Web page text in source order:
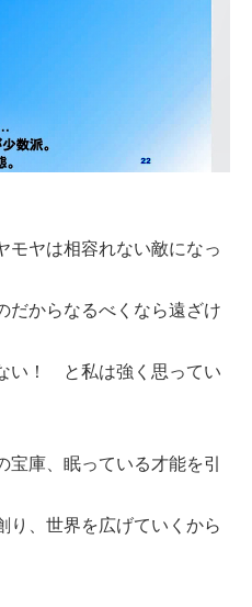
モヤは相容れない敵になっ
だからなるべくなら遠ざけ
い！ と私は強く思ってい
庫、眠っている才能を引
り、世界を広げていくから